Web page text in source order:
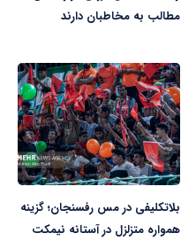
مطالب به مخاطبان دارند
بلاتکلیفی در مس رفسنجان؛ گزینه
همواره متزلزل در آستانه نیمکت